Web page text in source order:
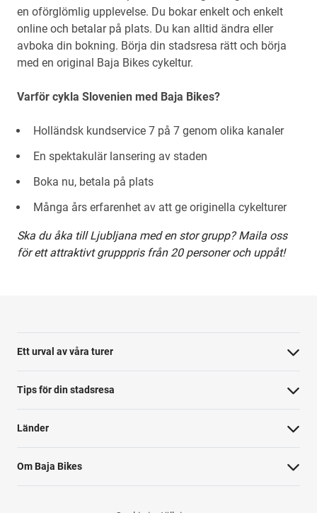
en oförglömlig upplevelse. Du bokar enkelt och enkelt
online och betalar på plats. Du kan alltid ändra eller
avboka din bokning. Börja din stadsresa rätt och börja
med en original Baja Bikes cykeltur.
Varför cykla Slovenien med Baja Bikes?
Holländsk kundservice 7 på 7 genom olika kanaler
En spektakulär lansering av staden
Boka nu, betala på plats
Många års erfarenhet av att ge originella cykelturer
Ska du åka till Ljubljana med en stor grupp? Maila oss
för ett attraktivt grupppris från 20 personer och uppåt!
Ett urval av våra turer
Tips för din stadsresa
Länder
Om Baja Bikes